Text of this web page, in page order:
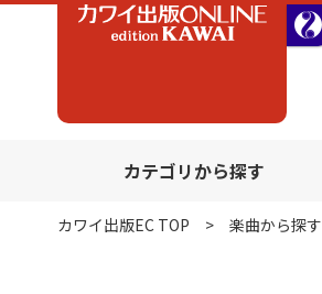
カテゴリから探す
カワイ出版EC TOP 楽曲から探す